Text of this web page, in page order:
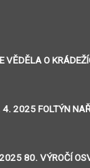
O
4. 2025 FOLTÝN
80. VÝROČÍ